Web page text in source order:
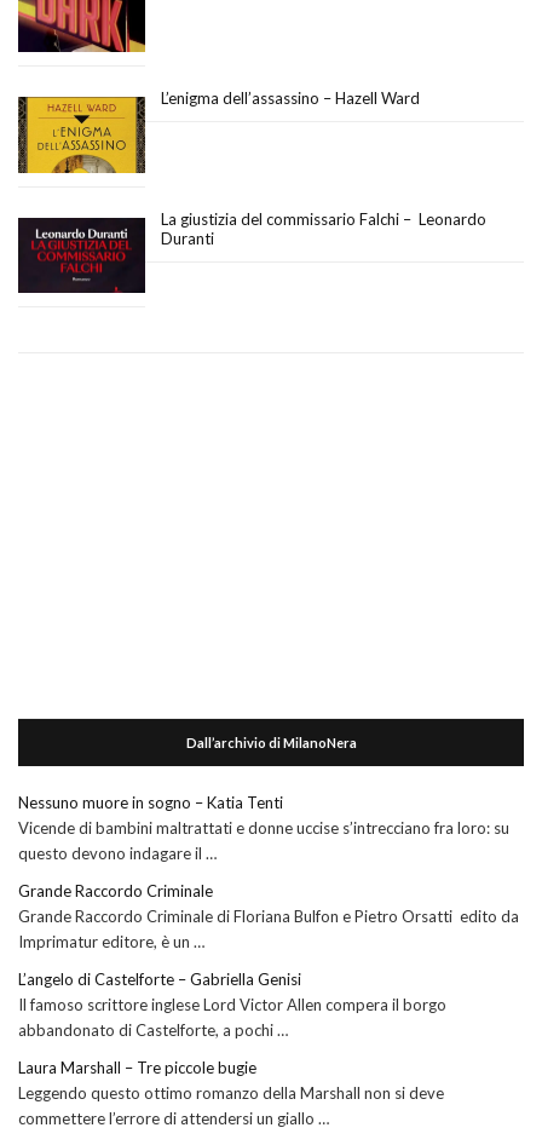
L’enigma dell’assassino – Hazell Ward
La giustizia del commissario Falchi – Leonardo
Duranti
Dall’archivio di MilanoNera
Nessuno muore in sogno – Katia Tenti
Vicende di bambini maltrattati e donne uccise s’intrecciano fra loro: su
questo devono indagare il …
Grande Raccordo Criminale
Grande Raccordo Criminale di Floriana Bulfon e Pietro Orsatti edito da
Imprimatur editore, è un …
L’angelo di Castelforte – Gabriella Genisi
Il famoso scrittore inglese Lord Victor Allen compera il borgo
abbandonato di Castelforte, a pochi …
Laura Marshall – Tre piccole bugie
Leggendo questo ottimo romanzo della Marshall non si deve
commettere l’errore di attendersi un giallo …